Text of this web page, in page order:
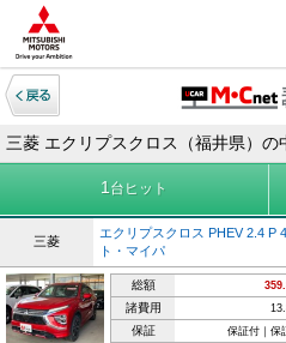
三菱 エクリプスクロス（福井県）の
1 台ヒット
三菱
エクリプスクロス PHEV 2.4 P
ト・マイパ
総額
諸費用
保証 保証付｜保